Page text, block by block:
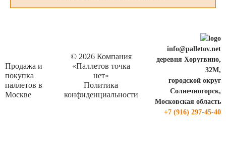
Продажа и
покупка
паллетов в
Москве
© 2026 Компания
«Паллетов точка
нет»
Политика
конфиденциальности
info@palletov.net
деревня Хоругвино,
32М,
городской округ
Солнечногорск,
Московская область
+7 (916) 297-45-40